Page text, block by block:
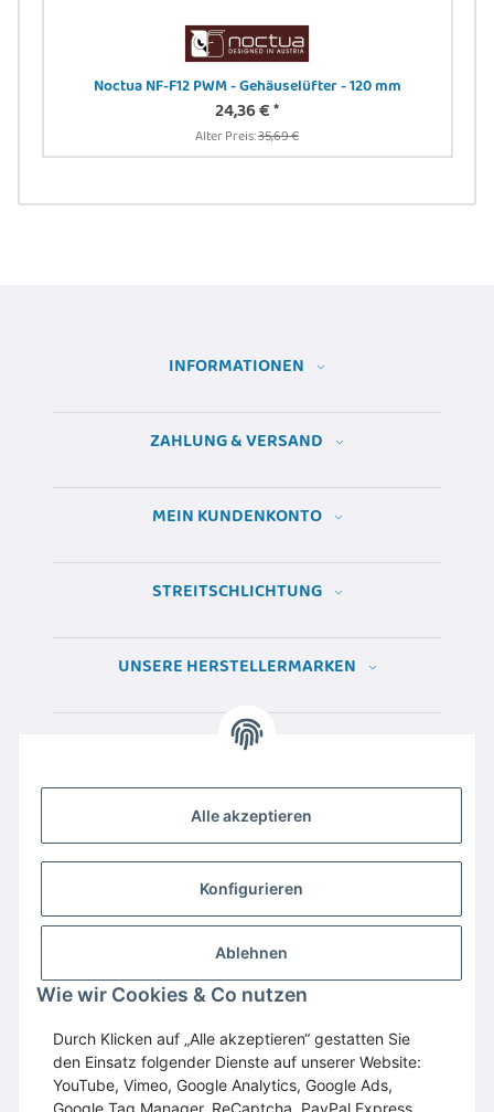
Alle akzeptieren
Konfigurieren
Ablehnen
Wie wir Cookies & Co nutzen
Durch Klicken auf „Alle akzeptieren“ gestatten Sie
den Einsatz folgender Dienste auf unserer Website:
YouTube, Vimeo, Google Analytics, Google Ads,
Google Tag Manager, ReCaptcha, PayPal Express
Noctua NF-F12 PWM - Gehäuselüfter - 120 mm
24,36 €*
Alter Preis:35,69 €
INFORMATIONEN
ZAHLUNG & VERSAND
MEIN KUNDENKONTO
STREITSCHLICHTUNG
UNSERE HERSTELLERMARKEN
Wir empfehlenDomaintechnik.at:Hosting,
GESETZLICHE INFORMATIONEN